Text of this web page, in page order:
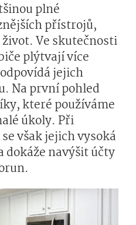
plné
přístrojů,
Ve skutečnosti
plýtvají více
jejich
Na první pohled
které používáme
úkoly. Při
však jejich vysoká
dokáže navýšit účty